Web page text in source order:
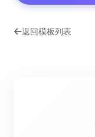
返回模板列表